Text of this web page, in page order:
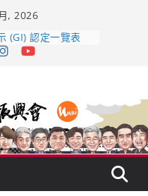
, 2026
上手 – 山形純米大
～ くどき上手
老酒藏殺入股票
背後的密碼